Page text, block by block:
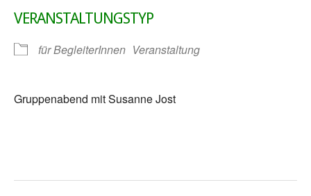
VERANSTALTUNGSTYP
für BegleiterInnen Veranstaltung
Gruppenabend mit Susanne Jost